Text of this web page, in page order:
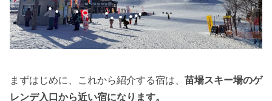
まずはじめに、これから紹介する宿は、 苗場スキー場のゲ
レンデ入口から近い宿になります。